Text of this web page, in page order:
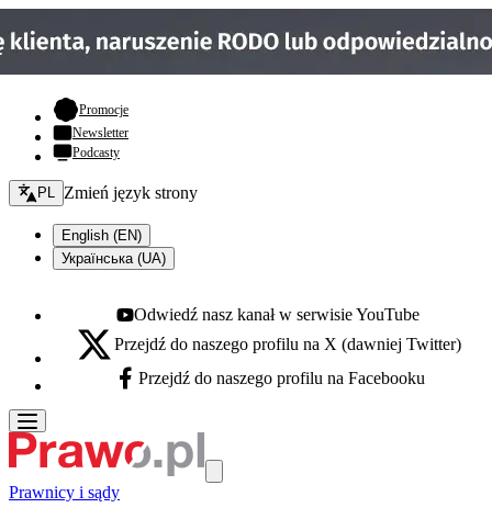
Promocje- otwiera się w nowej karcie
Newsletter
Podcasty
Zmień język - bieżący:
PL Zmień język strony
English (EN)
Українська (UA)
Youtube - otwiera się w nowej karcie
Odwiedź nasz kanał w serwisie YouTube
X - otwiera się w nowej karcie
Przejdź do naszego profilu na X (dawniej Twitter)
Facebook - otwiera się w nowej karcie
Przejdź do naszego profilu na Facebooku
Prawnicy i sądy